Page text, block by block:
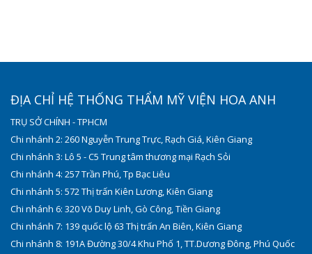
ĐỊA CHỈ HỆ THỐNG THẨM MỸ VIỆN HOA ANH
TRỤ SỞ CHÍNH - TPHCM
Chi nhánh 2: 260 Nguyễn Trung Trực, Rạch Giá, Kiên Giang
Chi nhánh 3: Lô 5 - C5 Trung tâm thương mại Rạch Sỏi
Chi nhánh 4: 257 Trần Phú, Tp Bạc Liêu
Chi nhánh 5: 572 Thị trấn Kiên Lương, Kiên Giang
Chi nhánh 6: 320 Võ Duy Linh, Gò Công, Tiền Giang
Chi nhánh 7: 139 quốc lộ 63 Thị trấn An Biên, Kiên Giang
Chi nhánh 8: 191A Đường 30/4 Khu Phố 1, TT.Dương Đông, Phú Quốc